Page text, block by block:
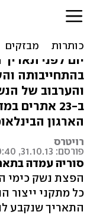
הושמדו
הכימי
יום לפני
בהתחייבותה
והערבוב של
ב-23
הארגון
רויטרס
פורסם: 31.10.13, 10:40
סוריה עמדה
הפצת נשק כימי
כל מתקני ייצור
התאריך שנקבע